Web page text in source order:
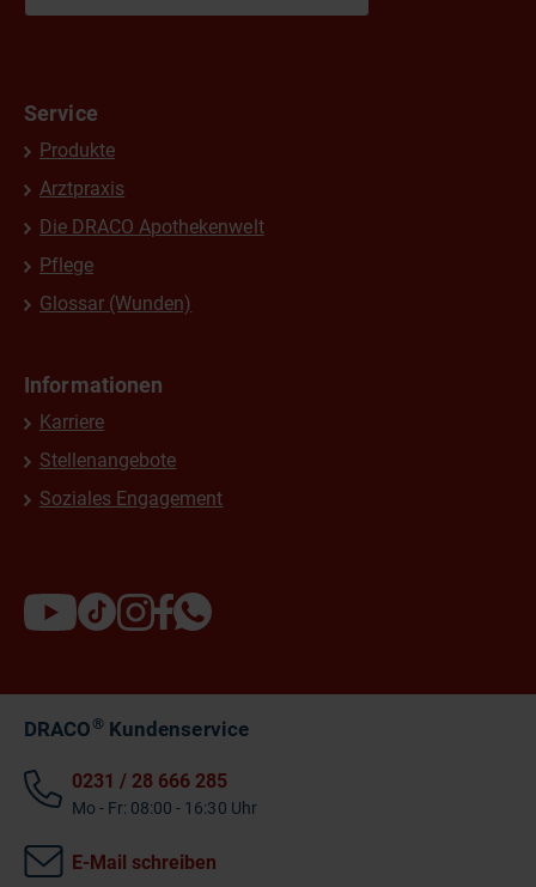
Service
Produkte
Arztpraxis
Die DRACO Apothekenwelt
Pflege
Glossar (Wunden)
Informationen
Karriere
Stellenangebote
Soziales Engagement
DRACO®Kundenservice
0231 / 28 666 285
Mo - Fr: 08:00 - 16:30 Uhr
E-Mail schreiben